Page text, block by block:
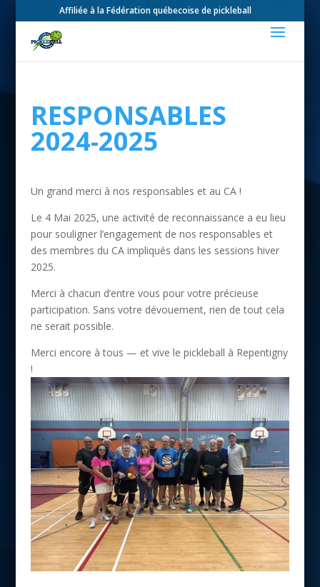
Affiliée à la Fédération québecoise de pickleball
RESPONSABLES
2024-2025
Un grand merci à nos responsables et au CA !
Le 4 Mai 2025, une activité de reconnaissance a eu lieu
pour souligner l’engagement de nos responsables et
des membres du CA impliqués dans les sessions hiver
2025.
Merci à chacun d’entre vous pour votre précieuse
participation. Sans votre dévouement, rien de tout cela
ne serait possible.
Merci encore à tous — et vive le pickleball à Repentigny
!